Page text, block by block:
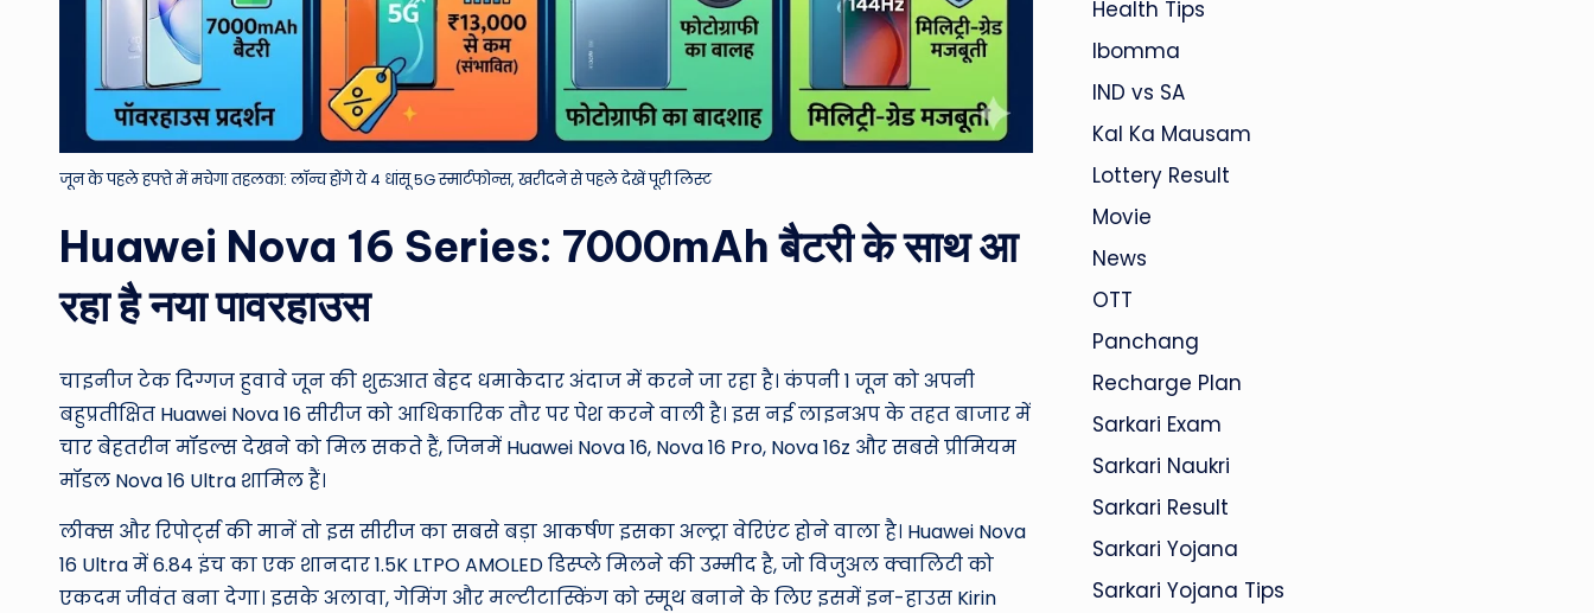
जून के पहले हफ्ते में मचेगा तहलका: लॉन्च होंगे ये 4 धांसू 5G स्मार्टफोन्स, खरीदने से पहले देखें पूरी लिस्ट
Huawei Nova 16 Series: 7000mAh बैटरी के साथ आ
रहा है नया पावरहाउस
चाइनीज टेक दिग्गज हुवावे जून की शुरुआत बेहद धमाकेदार अंदाज में करने जा रहा है। कंपनी 1 जून को अपनी
बहुप्रतीक्षित Huawei Nova 16 सीरीज को आधिकारिक तौर पर पेश करने वाली है। इस नई लाइनअप के तहत बाजार में
चार बेहतरीन मॉडल्स देखने को मिल सकते हैं, जिनमें Huawei Nova 16, Nova 16 Pro, Nova 16z और सबसे प्रीमियम
मॉडल Nova 16 Ultra शामिल हैं।
लीक्स और रिपोर्ट्स की मानें तो इस सीरीज का सबसे बड़ा आकर्षण इसका अल्ट्रा वेरिएंट होने वाला है। Huawei Nova
16 Ultra में 6.84 इंच का एक शानदार 1.5K LTPO AMOLED डिस्प्ले मिलने की उम्मीद है, जो विजुअल क्वालिटी को
एकदम जीवंत बना देगा। इसके अलावा, गेमिंग और मल्टीटास्किंग को स्मूथ बनाने के लिए इसमें इन-हाउस Kirin
Health Tips
Ibomma
IND vs SA
Kal Ka Mausam
Lottery Result
Movie
News
OTT
Panchang
Recharge Plan
Sarkari Exam
Sarkari Naukri
Sarkari Result
Sarkari Yojana
Sarkari Yojana Tips